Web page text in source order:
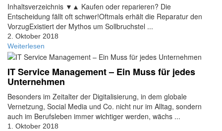
Inhaltsverzeichnis ▼▲ Kaufen oder reparieren? Die
Entscheidung fällt oft schwer!Oftmals erhält die Reparatur den
VorzugExistiert der Mythos um Sollbruchstel ...
2. Oktober 2018
Weiterlesen
IT Service Management – Ein Muss für jedes
Unternehmen
Besonders im Zeitalter der Digitalisierung, in dem globale
Vernetzung, Social Media und Co. nicht nur im Alltag, sondern
auch im Berufsleben immer wichtiger werden, wächs ...
1. Oktober 2018